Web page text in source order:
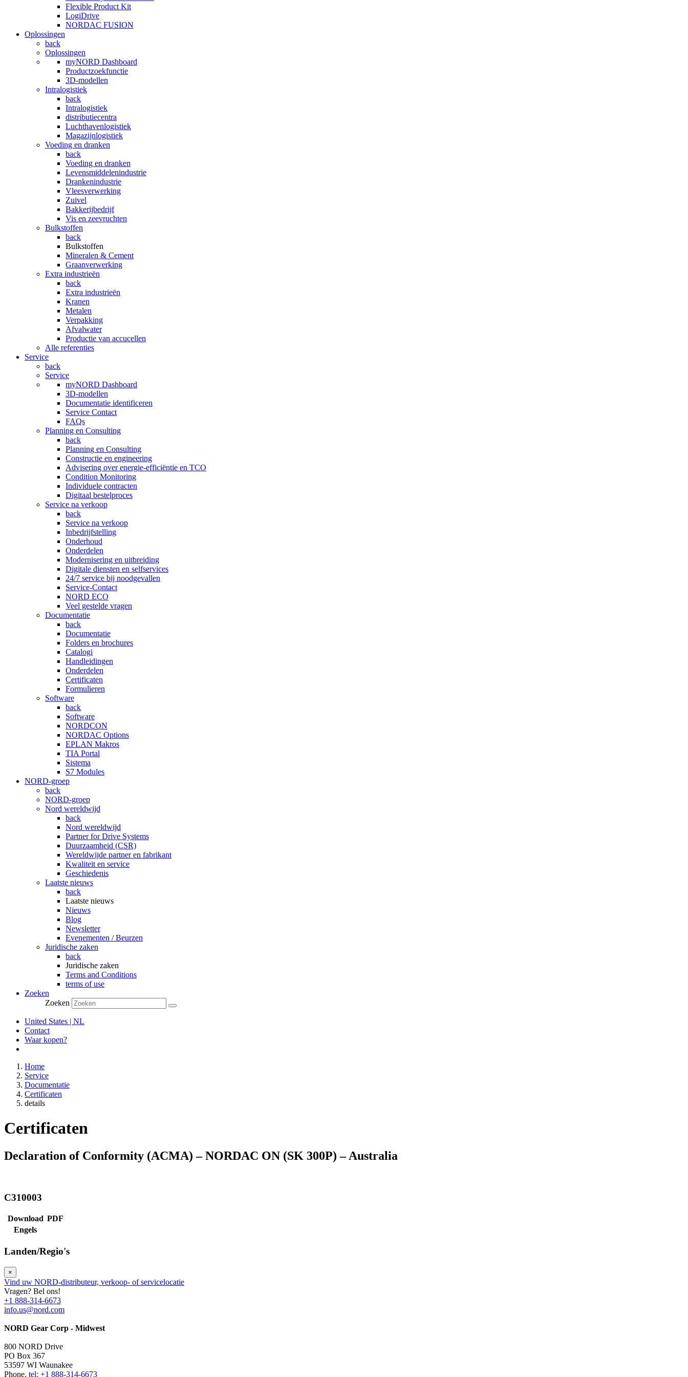
Flexible Product Kit
LogiDrive
NORDAC FUSION
Oplossingen
back
Oplossingen
myNORD Dashboard
Productzoekfunctie
3D-modellen
Intralogistiek
back
Intralogistiek
distributiecentra
Luchthavenlogistiek
Magazijnlogistiek
Voeding en dranken
back
Voeding en dranken
Levensmiddelenindustrie
Drankenindustrie
Vleesverwerking
Zuivel
Bakkerijbedrijf
Vis en zeevruchten
Bulkstoffen
back
Bulkstoffen
Mineralen & Cement
Graanverwerking
Extra industrieën
back
Extra industrieën
Kranen
Metalen
Verpakking
Afvalwater
Productie van accucellen
Alle referenties
Service
back
Service
myNORD Dashboard
3D-modellen
Documentatie identificeren
Service Contact
FAQs
Planning en Consulting
back
Planning en Consulting
Constructie en engineering
Advisering over energie-efficiëntie en TCO
Condition Monitoring
Individuele contracten
Digitaal bestelproces
Service na verkoop
back
Service na verkoop
Inbedrijfstelling
Onderhoud
Onderdelen
Modernisering en uitbreiding
Digitale diensten en selfservices
24/7 service bij noodgevallen
Service-Contact
NORD ECO
Veel gestelde vragen
Documentatie
back
Documentatie
Folders en brochures
Catalogi
Handleidingen
Onderdelen
Certificaten
Formulieren
Software
back
Software
NORDCON
NORDAC Options
EPLAN Makros
TIA Portal
Sistema
S7 Modules
NORD-groep
back
NORD-groep
Nord wereldwijd
back
Nord wereldwijd
Partner for Drive Systems
Duurzaamheid (CSR)
Wereldwijde partner en fabrikant
Kwaliteit en service
Geschiedenis
Laatste nieuws
back
Laatste nieuws
Nieuws
Blog
Newsletter
Evenementen / Beurzen
Juridische zaken
back
Juridische zaken
Terms and Conditions
terms of use
Zoeken
Zoeken
United States | NL
Contact
Waar kopen?
Home
Service
Documentatie
Certificaten
details
Certificaten
Declaration of Conformity (ACMA) – NORDAC ON (SK 300P) – Australia
C310003
Download PDF
Engels
Landen/Regio's
×
Vind uw NORD-distributeur, verkoop- of servicelocatie
Vragen? Bel ons!
+1 888-314-6673
info.us@nord.com
NORD Gear Corp - Midwest
800 NORD Drive
PO Box 367
53597 WI Waunakee
Phone. tel: +1 888-314-6673